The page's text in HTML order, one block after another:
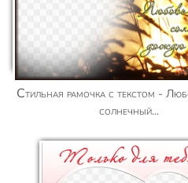
Стильная рамочка с текстом - Любовь - блеск
солнечный...